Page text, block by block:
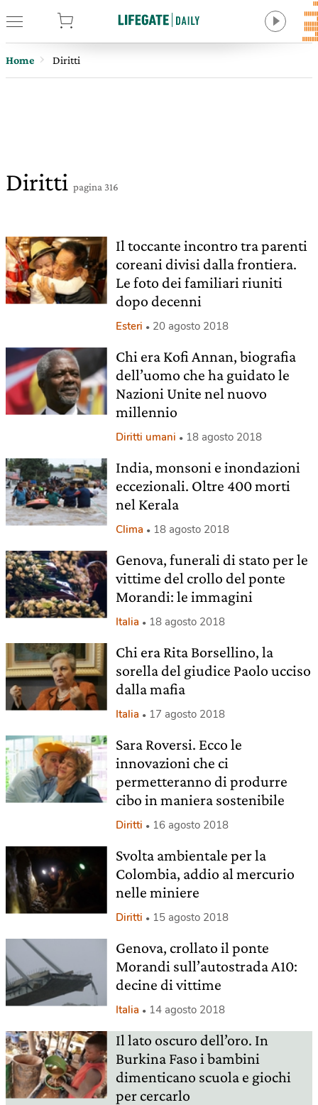
Home Diritti
Diritti pagina 316
Il toccante incontro tra parenti
coreani divisi dalla frontiera.
Le foto dei familiari riuniti
dopo decenni
Esteri 20 agosto 2018
Chi era Kofi Annan, biografia
dell’uomo che ha guidato le
Nazioni Unite nel nuovo
millennio
Diritti umani 18 agosto 2018
India, monsoni e inondazioni
eccezionali. Oltre 400 morti
nel Kerala
Clima 18 agosto 2018
Genova, funerali di stato per le
vittime del crollo del ponte
Morandi: le immagini
Italia 18 agosto 2018
Chi era Rita Borsellino, la
sorella del giudice Paolo ucciso
dalla mafia
Italia 17 agosto 2018
Sara Roversi. Ecco le
innovazioni che ci
permetteranno di produrre
cibo in maniera sostenibile
Diritti 16 agosto 2018
Svolta ambientale per la
Colombia, addio al mercurio
nelle miniere
Diritti 15 agosto 2018
Genova, crollato il ponte
Morandi sull’autostrada A10:
decine di vittime
Italia 14 agosto 2018
Il lato oscuro dell’oro. In
Burkina Faso i bambini
dimenticano scuola e giochi
per cercarlo